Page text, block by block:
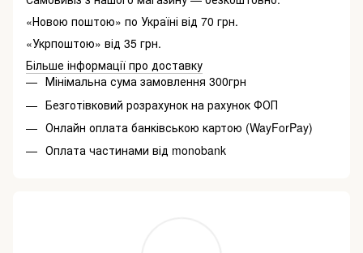
«Новою поштою» по Україні від 70 грн.
«Укрпоштою» від 35 грн.
Більше інформації про доставку
Мінімальна сума замовлення 300грн
Безготівковий розрахунок на рахунок ФОП
Онлайн оплата банківською картою (WayForPay)
Оплата частинами від monobank